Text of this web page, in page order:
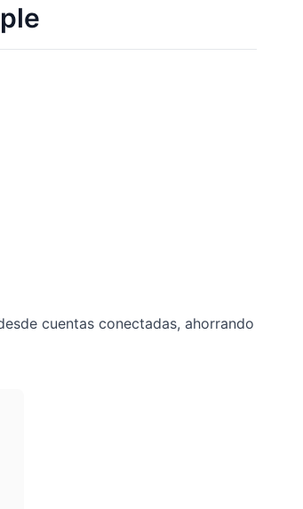
cuentas conectadas, ahorrando